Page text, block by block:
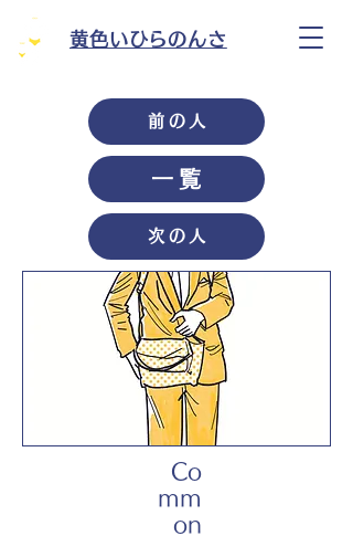
黄色いひらのんさ
前の人
一覧
次の人
Co
mm
on